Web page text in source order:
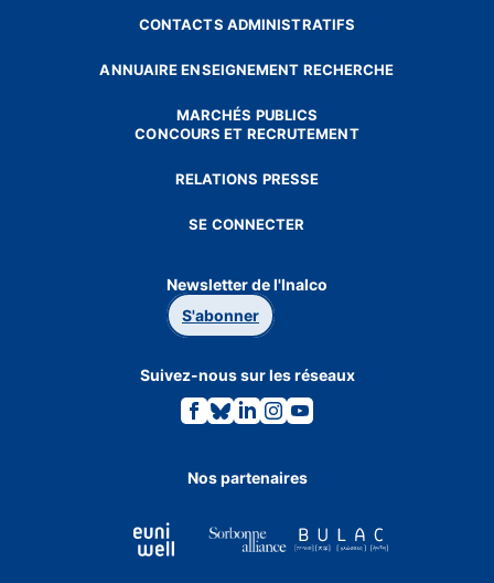
CONTACTS ADMINISTRATIFS
ANNUAIRE ENSEIGNEMENT RECHERCHE
MARCHÉS PUBLICS
CONCOURS ET RECRUTEMENT
RELATIONS PRESSE
SE CONNECTER
Newsletter de l'Inalco
S'abonner
Suivez-nous sur les réseaux
Lien
vers
Facebook.
Lien
vers
Bluesky.
Lien
vers
Linkedin.
Lien
vers
Instagram.
Lien
vers
Youtube.
Nos partenaires